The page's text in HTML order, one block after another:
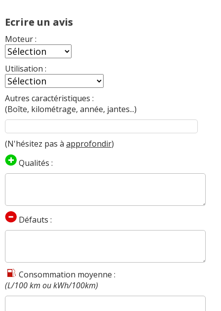
Ecrire un avis
Moteur :
Utilisation :
Autres caractéristiques :
(Boîte, kilométrage, année, jantes...)
(N'hésitez pas à approfondir)
Qualités :
Défauts :
Consommation moyenne :
(L/100 km ou kWh/100km)